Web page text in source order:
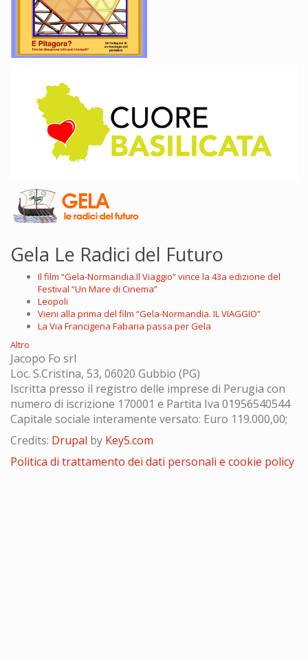
Gela Le Radici del Futuro
Il film “Gela-Normandia.Il Viaggio” vince la 43a edizione del
Festival “Un Mare di Cinema”
Leopoli
Vieni alla prima del film “Gela-Normandia. IL VIAGGIO”
La Via Francigena Fabaria passa per Gela
Altro
Jacopo Fo srl
Loc. S.Cristina, 53, 06020 Gubbio (PG)
Iscritta presso il registro delle imprese di Perugia con
numero di iscrizione 170001 e Partita Iva 01956540544
Capitale sociale interamente versato: Euro 119.000,00;
Credits: Drupal by Key5.com
Politica di trattamento dei dati personali e cookie policy